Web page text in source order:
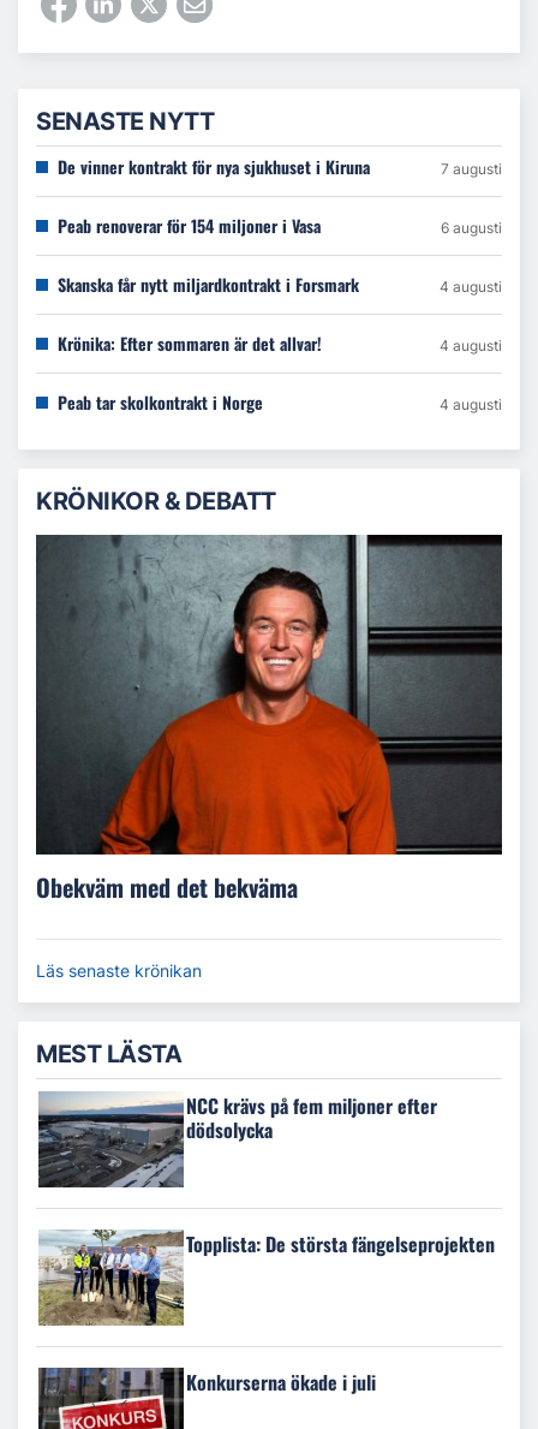
SENASTE NYTT
De vinner kontrakt för nya sjukhuset i Kiruna 7 augusti
Peab renoverar för 154 miljoner i Vasa 6 augusti
Skanska får nytt miljardkontrakt i Forsmark 4 augusti
Krönika: Efter sommaren är det allvar! 4 augusti
Peab tar skolkontrakt i Norge 4 augusti
KRÖNIKOR & DEBATT
Obekväm med det bekväma
Läs senaste krönikan
MEST LÄSTA
NCC krävs på fem miljoner efter
dödsolycka
Topplista: De största fängelseprojekten
Konkurserna ökade i juli